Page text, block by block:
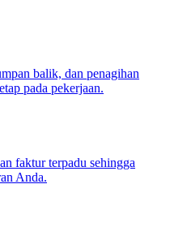
balik, dan penagihan
pada pekerjaan.
faktur terpadu sehingga
Anda.